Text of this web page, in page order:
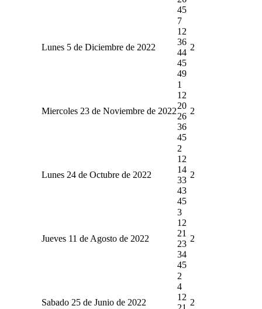
45
Lunes 5 de Diciembre de 2022
7
12
36
44
45
49
2
Miercoles 23 de Noviembre de 2022
1
12
20
26
36
45
2
Lunes 24 de Octubre de 2022
2
12
14
33
43
45
2
Jueves 11 de Agosto de 2022
3
12
21
23
34
45
2
Sabado 25 de Junio de 2022
2
4
12
2